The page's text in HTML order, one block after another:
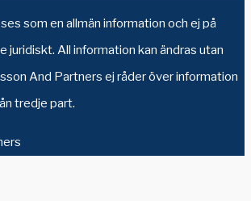
som en allmän information och ej på
juridiskt. All information kan ändras utan
And Partners ej råder över information
tredje part.